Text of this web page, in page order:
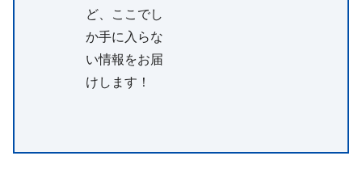
ど、ここでし
か手に入らな
い情報をお届
けします！